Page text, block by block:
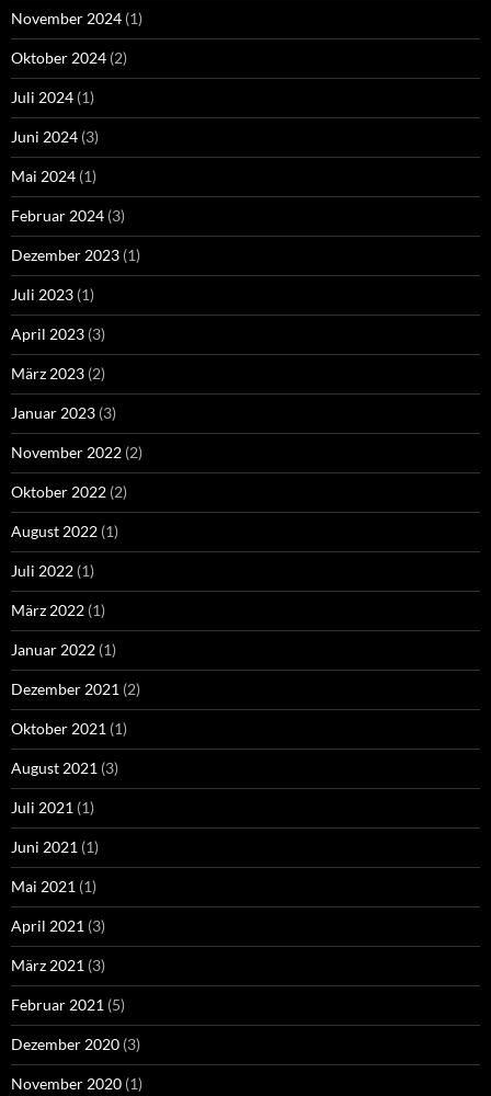
November 2024 (1)
Oktober 2024 (2)
Juli 2024 (1)
Juni 2024 (3)
Mai 2024 (1)
Februar 2024 (3)
Dezember 2023 (1)
Juli 2023 (1)
April 2023 (3)
März 2023 (2)
Januar 2023 (3)
November 2022 (2)
Oktober 2022 (2)
August 2022 (1)
Juli 2022 (1)
März 2022 (1)
Januar 2022 (1)
Dezember 2021 (2)
Oktober 2021 (1)
August 2021 (3)
Juli 2021 (1)
Juni 2021 (1)
Mai 2021 (1)
April 2021 (3)
März 2021 (3)
Februar 2021 (5)
Dezember 2020 (3)
November 2020 (1)